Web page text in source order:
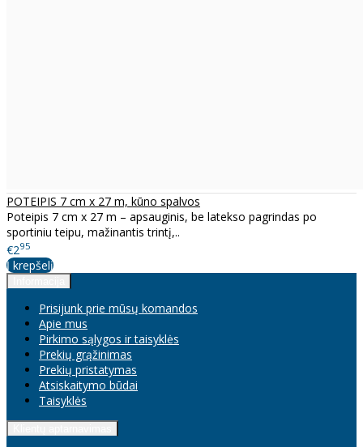
POTEIPIS 7 cm x 27 m, kūno spalvos
Poteipis 7 cm x 27 m – apsauginis, be latekso pagrindas po
sportiniu teipu, mažinantis trintį,..
€295
Į krepšelį
Prisijunk prie mūsų komandos
Apie mus
Pirkimo sąlygos ir taisyklės
Prekių grąžinimas
Prekių pristatymas
Atsiskaitymo būdai
Taisyklės